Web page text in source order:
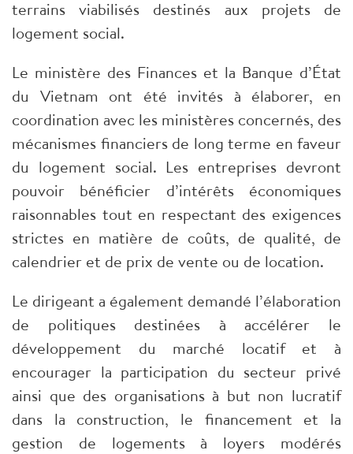
terrains viabilisés destinés aux projets de
logement social.
Le ministère des Finances et la Banque d’État
du Vietnam ont été invités à élaborer, en
coordination avec les ministères concernés, des
mécanismes financiers de long terme en faveur
du logement social. Les entreprises devront
pouvoir bénéficier d’intérêts économiques
raisonnables tout en respectant des exigences
strictes en matière de coûts, de qualité, de
calendrier et de prix de vente ou de location.
Le dirigeant a également demandé l’élaboration
de politiques destinées à accélérer le
développement du marché locatif et à
encourager la participation du secteur privé
ainsi que des organisations à but non lucratif
dans la construction, le financement et la
gestion de logements à loyers modérés